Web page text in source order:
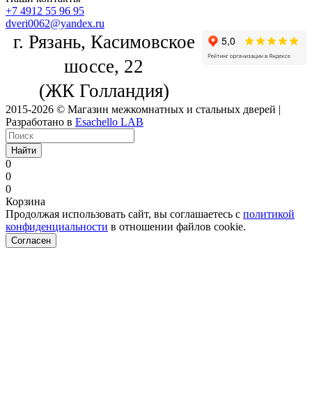
+7 4912 55 96 95
dveri0062@yandex.ru
г. Рязань, Касимовское
шоссе, 22
(ЖК Голландия)
2015-2026 © Магазин межкомнатных и стальных дверей |
Разработано в Esachello LAB
Найти
0
0
0
Корзина
Продолжая использовать сайт, вы соглашаетесь с политикой
конфиденциальности в отношении файлов cookie.
Согласен